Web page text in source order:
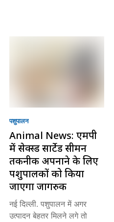
पशुपालन
Animal News: एमपी
में सेक्स्ड सार्टेड सीमन
तकनीक अपनाने के लिए
पशुपालकों को किया
जाएगा जागरुक
नई दिल्ली. पशुपालन में अगर
उत्पादन बेहतर मिलने लगे तो